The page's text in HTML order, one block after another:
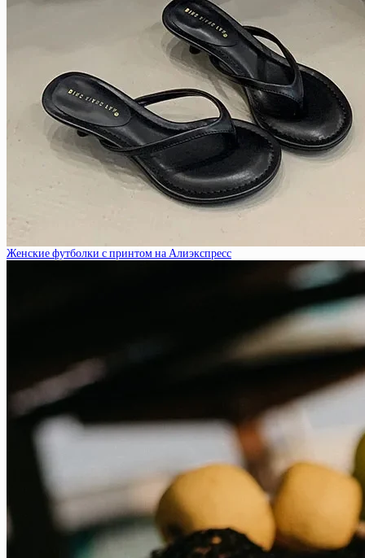
Женские футболки с принтом на Алиэкспресс